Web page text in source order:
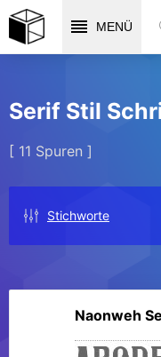
MENÜ
Serif Stil
[ 11 Spuren ]
Stichworte
Naonweh